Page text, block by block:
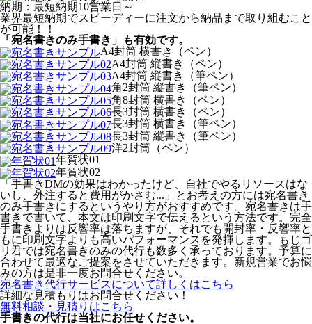
納期：最短納期10営業日～
業界最短納期でスピーディーに注文から納品まで取り組むこと
が可能！！
「宛名書きのみ手書き」も有効です。
A4封筒 横書き（ペン）
A4封筒 縦書き（ペン）
A4封筒 縦書き（筆ペン）
角2封筒 縦書き（筆ペン）
角8封筒 横書き（ペン）
長3封筒 横書き（ペン）
長3封筒 横書き（筆ペン）
長3封筒 縦書き（筆ペン）
洋2封筒（ペン）
年賀状01
年賀状02
「手書きDMの効果はわかったけど、自社でやるリソースはな
いし、外注すると費用がかさむ...」とお考えの方には宛名書き
のみ手書きにするというやり方がおすすめです。宛名書きは手
書きで書いて、本文は印刷文字で伝えるという方法です。完全
手書きよりは反響率は落ちますが、それでも開封率・反響率と
もに印刷文字よりも高いパフォーマンスを発揮します。もじゴ
リ君では宛名書きのみの代行も数多く承っております。予算に
合わせて最適なご提案をさせていただきます。新規営業でお悩
みの方は是非一度お問合せください。
宛名書き代行サービスについて詳しくはこちら
詳細な見積もりはお問合せください！
無料相談・見積りはこちら
手書きの代行は当社にお任せください。